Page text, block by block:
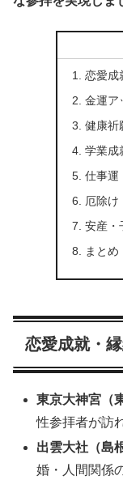
恋愛成
金運ア
健康祈
学業成
仕事運
厄除け
安産・
まと
恋愛成就・
東京大神宮（
性参拝者が訪
出雲大社（島
婚・人間関係